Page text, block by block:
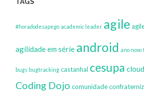
TAGS
#horadodesapego academic leader agile
agilidade em série android ano novo
bugs bugtracking castanhal cesupa
Coding Dojo comunidade